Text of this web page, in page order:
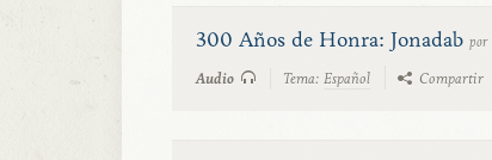
300 Años de Honra: Jonadab por
Audio Tema: Español Compartir